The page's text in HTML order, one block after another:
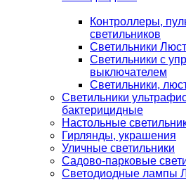
Контроллеры,
светильников
Светильники
Светильники с
выключателем
Светильники,
Светильники
бактерицидные
Настольные
Гирлянды, украшения
Уличные светильники
Садово-парковые
Светодиодные лампы